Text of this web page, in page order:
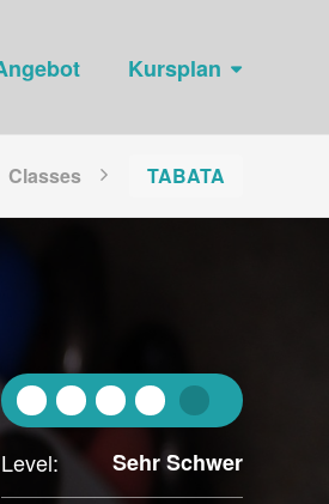
Kursplan
Classes TABATA
Level: Sehr Schwer